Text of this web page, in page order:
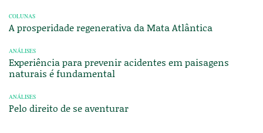
COLUNAS
A prosperidade regenerativa da Mata Atlântica
ANÁLISES
Experiência para prevenir acidentes em paisagens
naturais é fundamental
ANÁLISES
Pelo direito de se aventurar